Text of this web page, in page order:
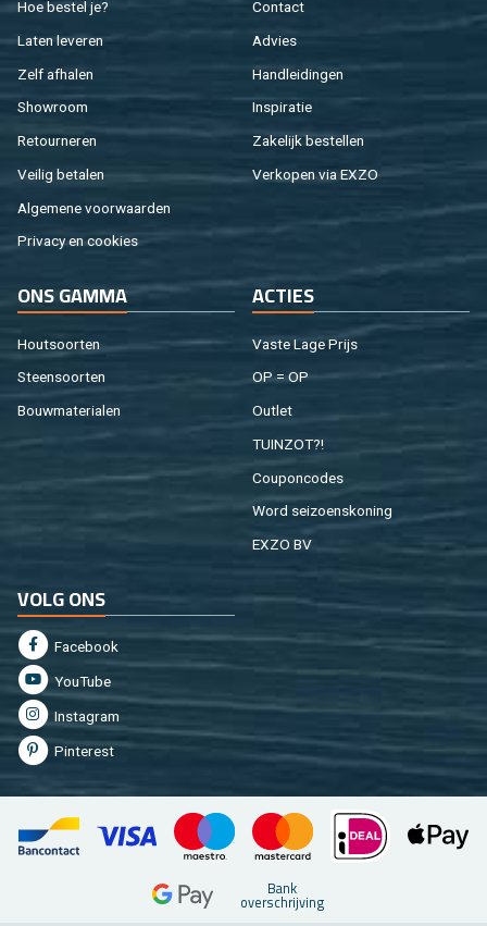
Hoe be­stel je?
Laten le­ve­ren
Zelf af­ha­len
Show­room
Re­tour­ne­ren
Vei­lig be­ta­len
Al­ge­me­ne voor­waar­den
Pri­va­cy en coo­kies
Con­tact
Ad­vies
Hand­lei­din­gen
In­spi­ra­tie
Za­ke­lijk be­stel­len
Ver­ko­pen via EXZO
ONS GAMMA
Hout­soor­ten
Steen­soor­ten
Bouw­ma­te­ri­a­len
AC­TIES
Vaste Lage Prijs
OP = OP
Out­let
TUIN­ZOT?!
Cou­pon­co­des
Word sei­zoens­ko­ning
EXZO BV
VOLG ONS
Fa­cebook
You­Tu­be
In­st­agram
Pin­te­rest
Bank
over­schrij­ving